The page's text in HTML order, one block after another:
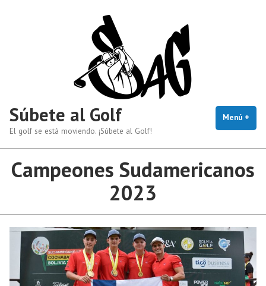
Súbete al Golf
El golf se está moviendo. ¡Súbete al Golf!
Menú +
Campeones Sudamericanos
2023